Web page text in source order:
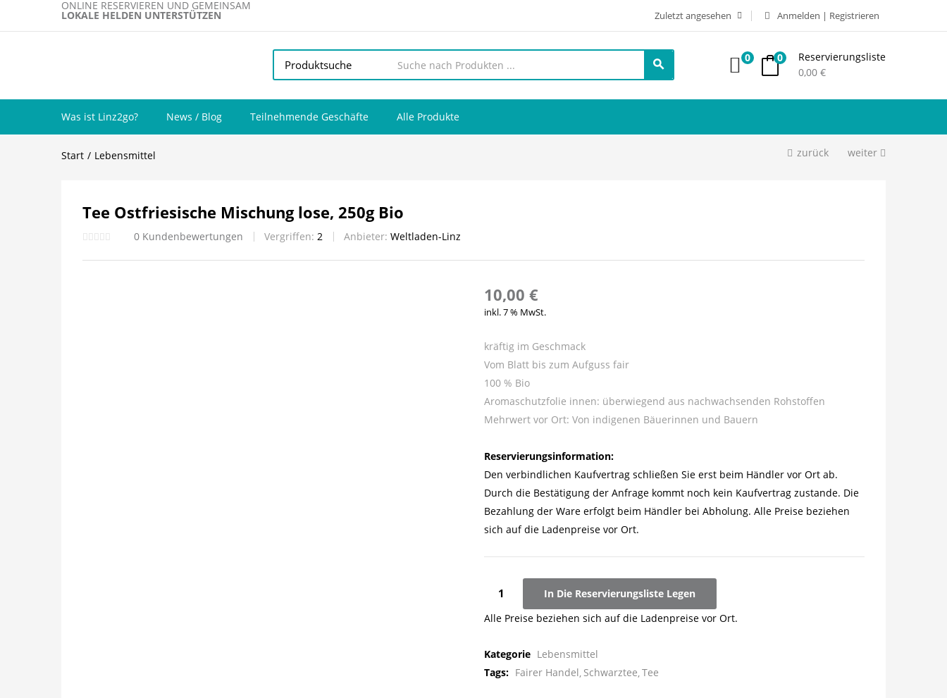
ONLINE RESERVIEREN UND GEMEINSAM
LOKALE HELDEN UNTERSTÜTZEN Zuletzt angesehen Anmelden | Registrieren
0 0
Reservierungsliste
0,00 €
Was ist Linz2go? News / Blog Teilnehmende Geschäfte Alle Produkte
Start Lebensmittel zurück weiter
Tee Ostfriesische Mischung lose, 250g Bio
0 Kundenbewertungen Vergriffen: 2 Anbieter: Weltladen-Linz
10,00 €
inkl. 7 % MwSt.
kräftig im Geschmack
Vom Blatt bis zum Aufguss fair
100 % Bio
Aromaschutzfolie innen: überwiegend aus nachwachsenden Rohstoffen
Mehrwert vor Ort: Von indigenen Bäuerinnen und Bauern
Reservierungsinformation:
Den verbindlichen Kaufvertrag schließen Sie erst beim Händler vor Ort ab.
Durch die Bestätigung der Anfrage kommt noch kein Kaufvertrag zustande. Die
Bezahlung der Ware erfolgt beim Händler bei Abholung. Alle Preise beziehen
sich auf die Ladenpreise vor Ort.
In Die Reservierungsliste Legen
Alle Preise beziehen sich auf die Ladenpreise vor Ort.
Kategorie Lebensmittel
Tags: Fairer Handel Schwarztee Tee